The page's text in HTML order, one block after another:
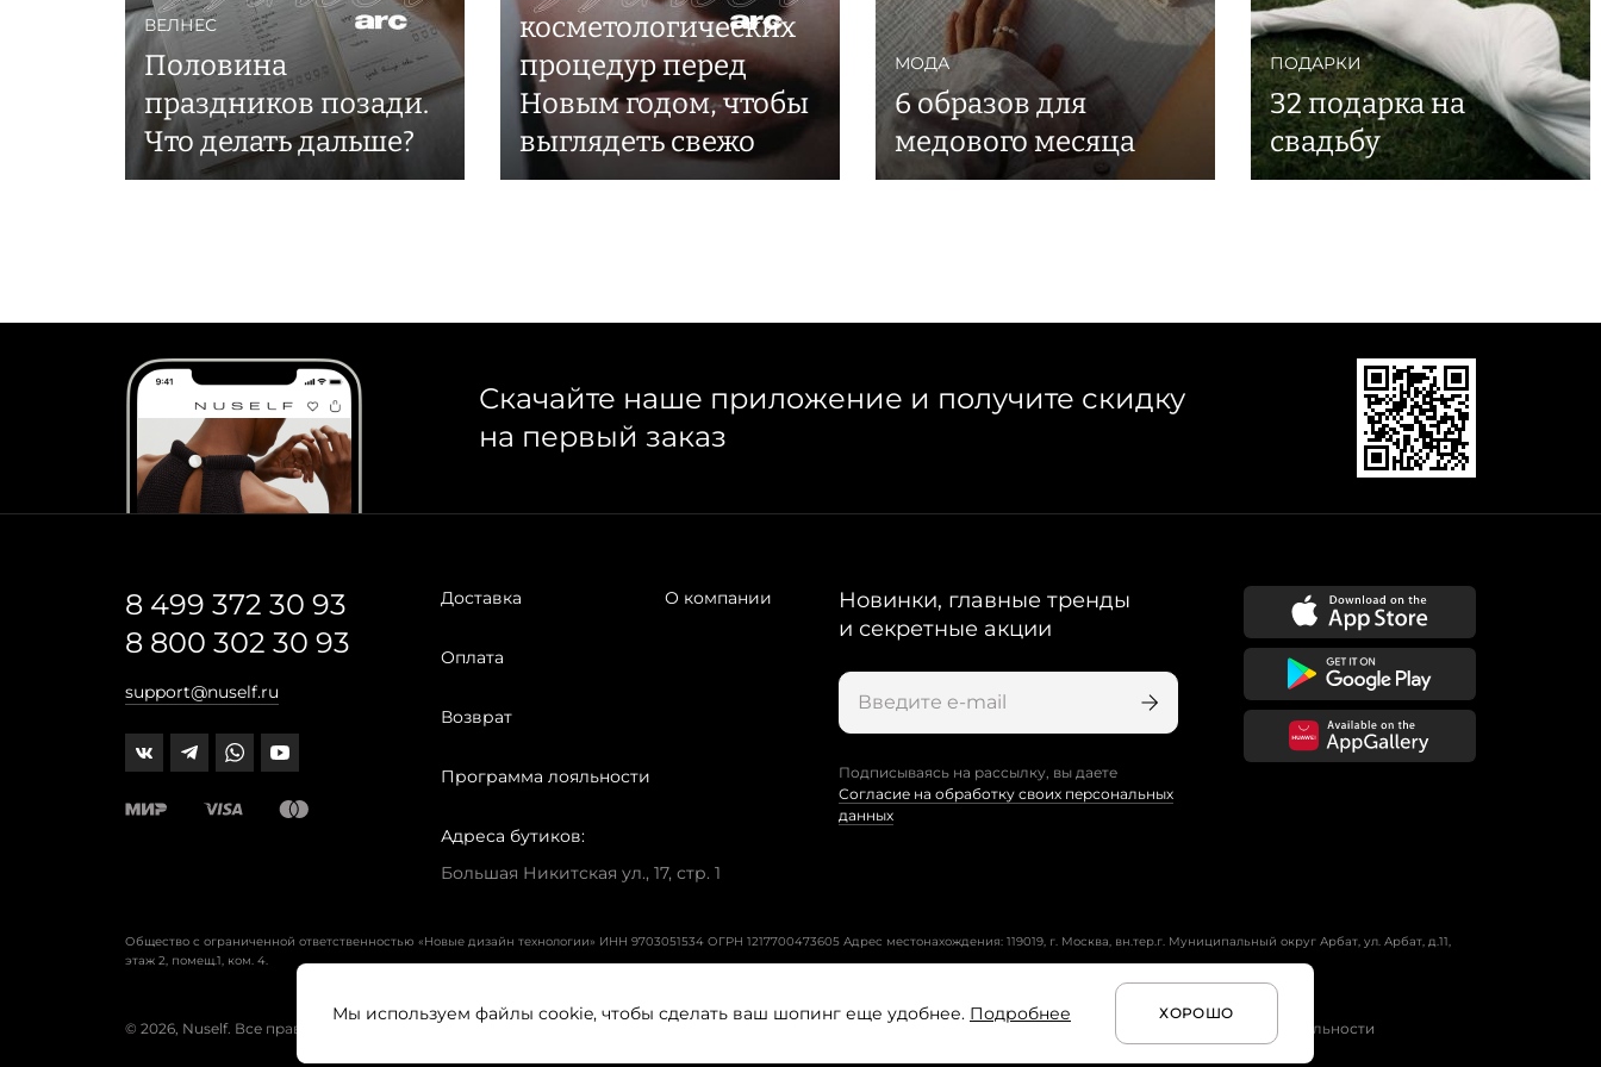
ВЕЛНЕС
Половина
праздников позади.
Что делать дальше?
косметологических
процедур перед
Новым годом, чтобы
выглядеть свежо
МОДА
6 образов для
медового месяца
ПОДАРКИ
32 подарка на
свадьбу
Скачайте наше приложение и получите скидку
на первый заказ
8 499 372 30 93
8 800 302 30 93
support@nuself.ru
Доставка
Оплата
Возврат
Программа лояльности
О компании
Адреса бутиков:
Большая Никитская ул., 17, стр. 1
Новинки, главные тренды
и секретные акции
Подписываясь на рассылку, вы даете
Согласие на обработку своих персональных
данных
Общество с ограниченной ответственностью «Новые дизайн технологии» ИНН 9703051534 ОГРН 1217700473605 Адрес местонахождения: 119019, г. Москва, вн.тер.г. Муниципальный округ Арбат, ул. Арбат, д.11,
этаж 2, помещ.1, ком. 4.
© 2026, Nuself. Все права защищены. Политика конфиденциальности Условия программы лояльности
Мы используем файлы cookie, чтобы сделать ваш шопинг еще удобнее. Подробнее ХОРОШО